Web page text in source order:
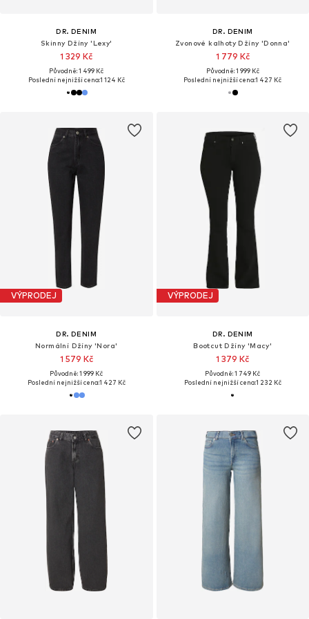
DR. DENIM
Skinny Džíny 'Lexy'
1 329 Kč
Původně: 1 499 Kč
Poslední nejnižší cena:1 124 Kč
DR. DENIM
Zvonové kalhoty Džíny 'Donna'
1 779 Kč
Původně: 1 999 Kč
Poslední nejnižší cena:1 427 Kč
VÝPRODEJ
DR. DENIM
Normální Džíny 'Nora'
1 579 Kč
Původně: 1 999 Kč
Poslední nejnižší cena:1 427 Kč
VÝPRODEJ
DR. DENIM
Bootcut Džíny 'Macy'
1 379 Kč
Původně: 1 749 Kč
Poslední nejnižší cena:1 232 Kč